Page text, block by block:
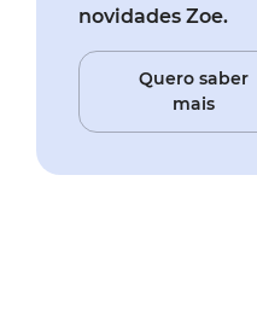
novidades Zoe.
Quero saber
mais